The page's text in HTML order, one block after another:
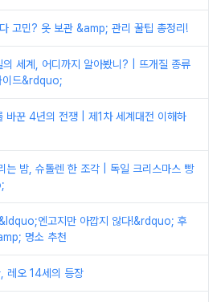
고민? 옷 보관 &amp; 관리 꿀팁 총정리!
세계, 어디까지 알아봤니? | 뜨개질 종류
이드&rdquo;
꾼 4년의 전쟁 | 제1차 세계대전 이해하
밤, 슈톨렌 한 조각 | 독일 크리스마스 빵
엔고지만 아깝지 않다!&rdquo; 후
명소 추천
레오 14세의 등장